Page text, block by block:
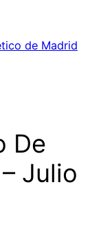
de Madrid
De
Julio